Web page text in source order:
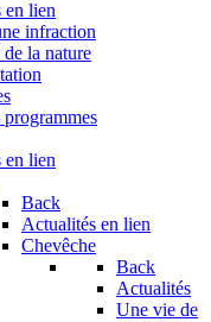
en lien
infraction
la nature
en lien
Back
Actualités en lien
Chevêche
Back
Actualités
Une vie de